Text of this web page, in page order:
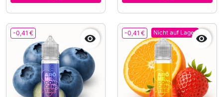
-0,41 €  -0,41 € Nicht auf Lager
